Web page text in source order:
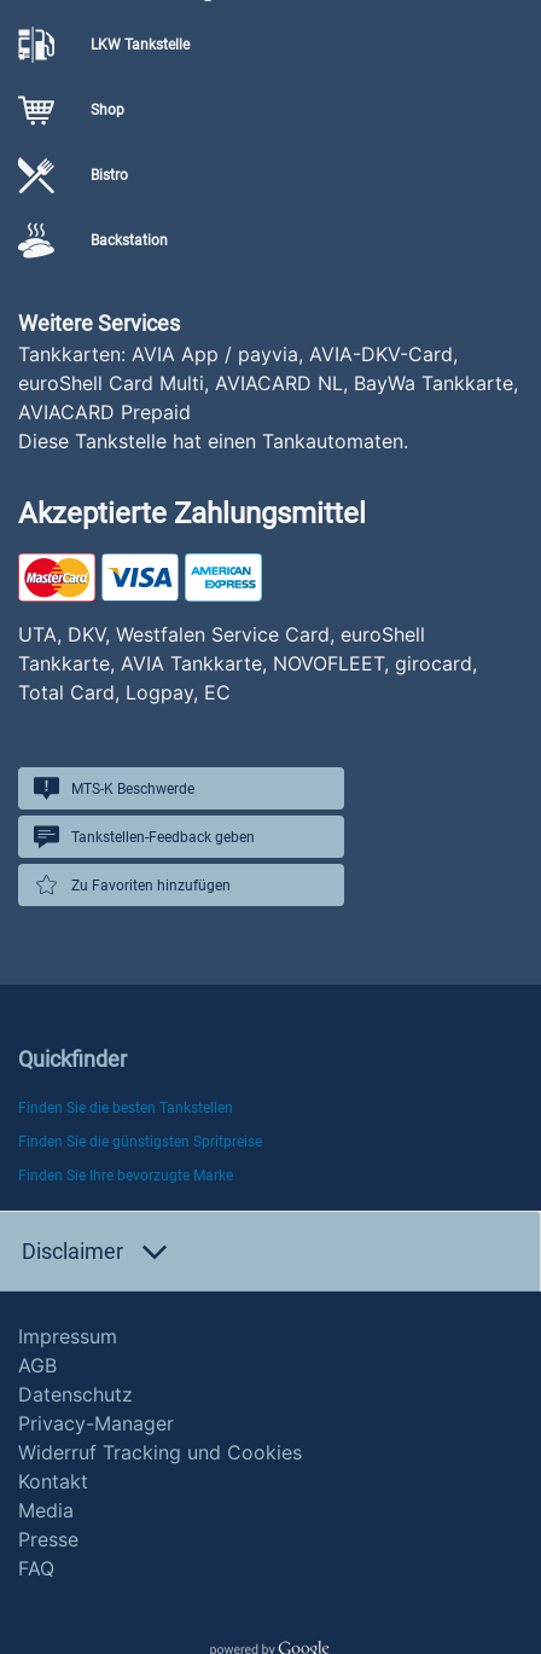
LKW Tankstelle
Shop
Bistro
Backstation
Weitere Services
Tankkarten: AVIA App / payvia, AVIA-DKV-Card,
euroShell Card Multi, AVIACARD NL, BayWa Tankkarte,
AVIACARD Prepaid
Diese Tankstelle hat einen Tankautomaten.
Akzeptierte Zahlungsmittel
UTA, DKV, Westfalen Service Card, euroShell
Tankkarte, AVIA Tankkarte, NOVOFLEET, girocard,
Total Card, Logpay, EC
MTS-K Beschwerde
Tankstellen-Feedback geben
Zu Favoriten hinzufügen
Quickfinder
Finden Sie die besten Tankstellen
Finden Sie die günstigsten Spritpreise
Finden Sie Ihre bevorzugte Marke
Disclaimer
Impressum
AGB
Datenschutz
Privacy-Manager
Widerruf Tracking und Cookies
Kontakt
Media
Presse
FAQ